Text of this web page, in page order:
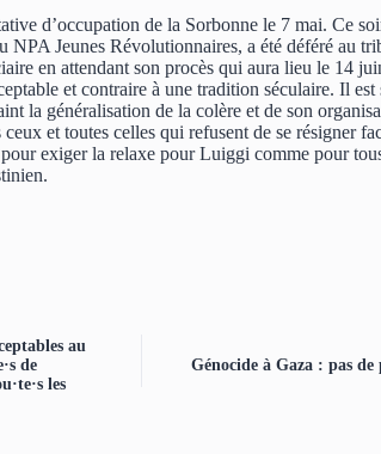
d’occupation de la Sorbonne le 7 mai. Ce
Jeunes Révolutionnaires, a été déféré au
en attendant son procès qui aura lieu le 14
et contraire à une tradition séculaire. Il
la généralisation de la colère et de son
et toutes celles qui refusent de se résigner
exiger la relaxe pour Luiggi comme pour
au
de
les
Génocide à Gaza : pas